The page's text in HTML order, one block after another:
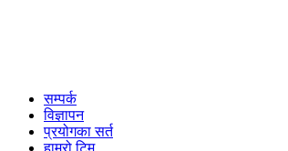
सम्पर्क
विज्ञापन
प्रयोगका सर्त
हाम्रो टिम